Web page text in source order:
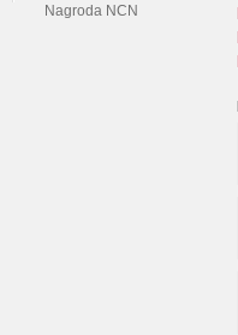
Nagroda NCN